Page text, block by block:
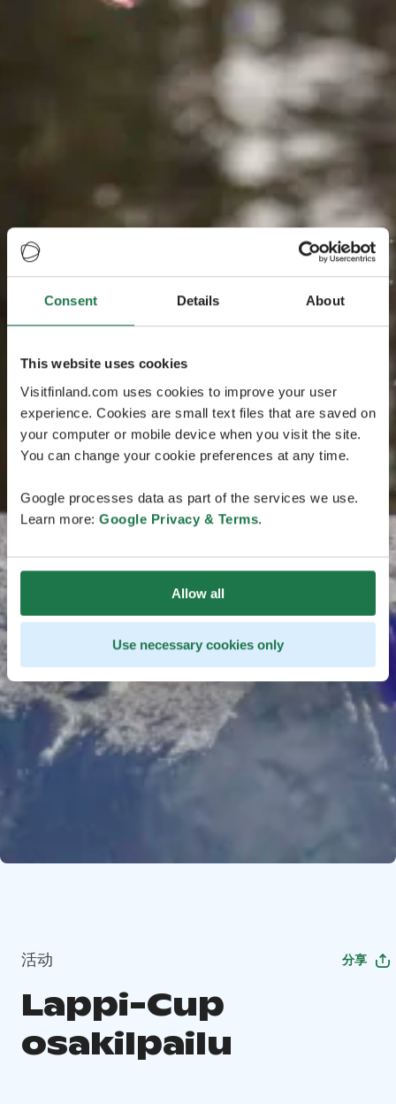
Consent Details About
This website uses cookies
Visitfinland.com uses cookies to improve your user
experience. Cookies are small text files that are saved on
your computer or mobile device when you visit the site.
You can change your cookie preferences at any time.
Google processes data as part of the services we use.
Learn more: Google Privacy & Terms.
Allow all
Use necessary cookies only
活动 分享
Lappi-Cup
osakilpailu